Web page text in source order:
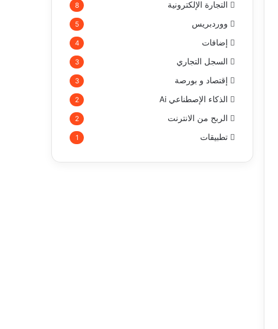
التجارة الإلكترونية 8
ووردبريس 5
إضافات 4
السجل التجاري 3
إقتصاد و بورصة 3
الذكاء الإصطناعي Ai 2
الربح من الانترنت 2
تطبيقات 1